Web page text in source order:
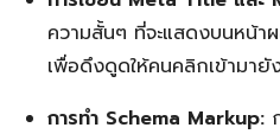
ความสั้นๆ ที่จะแสดงบนหน้า
เพื่อดึงดูดให้คนคลิกเข้ามายั
การทำ Schema Markup: